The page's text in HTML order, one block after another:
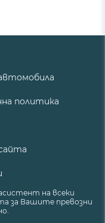
политика
на всеки
за Вашите превозни